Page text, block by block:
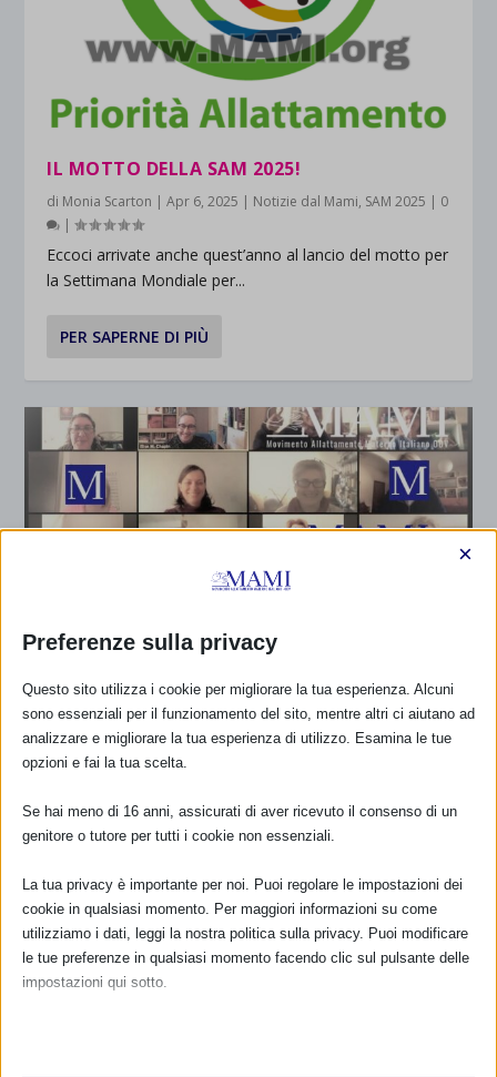
IL MOTTO DELLA SAM 2025!
di Monia Scarton |Apr 6, 2025 | Notizie dal Mami, SAM 2025 | 0
|
Eccoci arrivate anche quest’anno al lancio del motto per
la Settimana Mondiale per...
PER SAPERNE DI PIÙ
MAMI – ASSEMBLEA ANNUALE DEI SOCI 23
MARZO 2025
diAnnalisa Paini|Mar 16, 2025
L’Assemblea annuale dei soci del MAMI si terrà sabato
22 marzo 2025 in prima convocazione alle ore...
PER SAPERNE DI PIÙ
Preferenze sulla privacy
×
Questo sito utilizza i cookie per migliorare la tua esperienza. Alcuni
sono essenziali per il funzionamento del sito, mentre altri ci aiutano ad
analizzare e migliorare la tua esperienza di utilizzo. Esamina le tue
opzioni e fai la tua scelta.
Se hai meno di 16 anni, assicurati di aver ricevuto il consenso di un
genitore o tutore per tutti i cookie non essenziali.
La tua privacy è importante per noi. Puoi regolare le impostazioni dei
cookie in qualsiasi momento. Per maggiori informazioni su come
utilizziamo i dati, leggi la nostra politica sulla privacy. Puoi modificare
le tue preferenze in qualsiasi momento facendo clic sul pulsante delle
impostazioni qui sotto.